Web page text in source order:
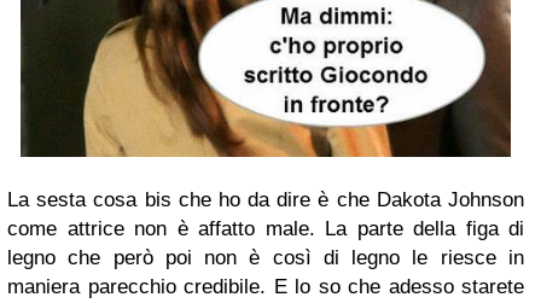
La sesta cosa bis che ho da dire è che Dakota Johnson
come attrice non è affatto male. La parte della figa di
legno che però poi non è così di legno le riesce in
maniera parecchio credibile. E lo so che adesso starete